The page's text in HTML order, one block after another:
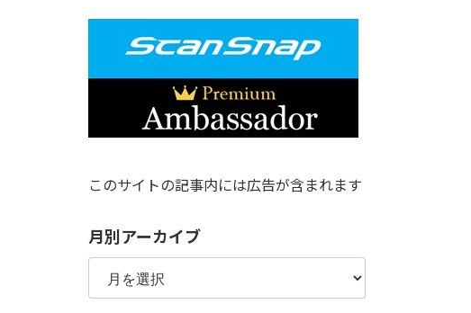
このサイトの記事内には広告が含まれます
月別アーカイブ
月
ア